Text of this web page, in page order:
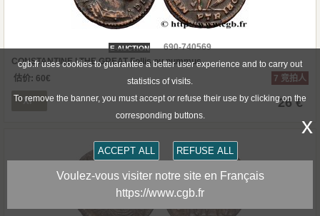
E-AUCTION
690-740569
CONSTANTINE I THE GREAT Follis ou nummus
估价: 60€ 7 竞拍人
XF 26 €
cgb.fr uses cookies to guarantee a better user experience and to carry out
statistics of visits.
To remove the banner, you must accept or refuse their use by clicking on the
corresponding buttons.
ACCEPT ALL REFUSE ALL
x
Voulez-vous visiter notre site en Français
https://www.cgb.fr